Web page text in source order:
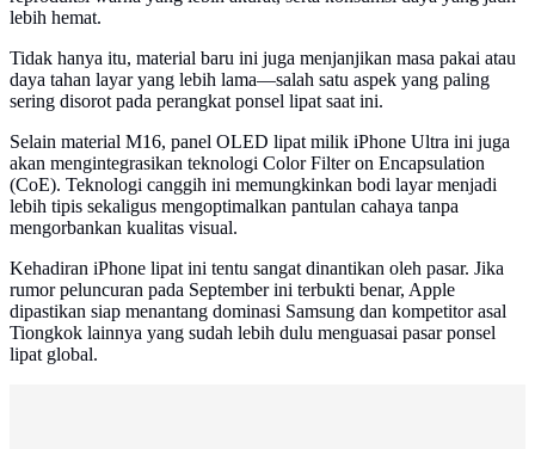
lebih hemat.
Tidak hanya itu, material baru ini juga menjanjikan masa pakai atau
daya tahan layar yang lebih lama—salah satu aspek yang paling
sering disorot pada perangkat ponsel lipat saat ini.
Selain material M16, panel OLED lipat milik iPhone Ultra ini juga
akan mengintegrasikan teknologi Color Filter on Encapsulation
(CoE). Teknologi canggih ini memungkinkan bodi layar menjadi
lebih tipis sekaligus mengoptimalkan pantulan cahaya tanpa
mengorbankan kualitas visual.
Kehadiran iPhone lipat ini tentu sangat dinantikan oleh pasar. Jika
rumor peluncuran pada September ini terbukti benar, Apple
dipastikan siap menantang dominasi Samsung dan kompetitor asal
Tiongkok lainnya yang sudah lebih dulu menguasai pasar ponsel
lipat global.